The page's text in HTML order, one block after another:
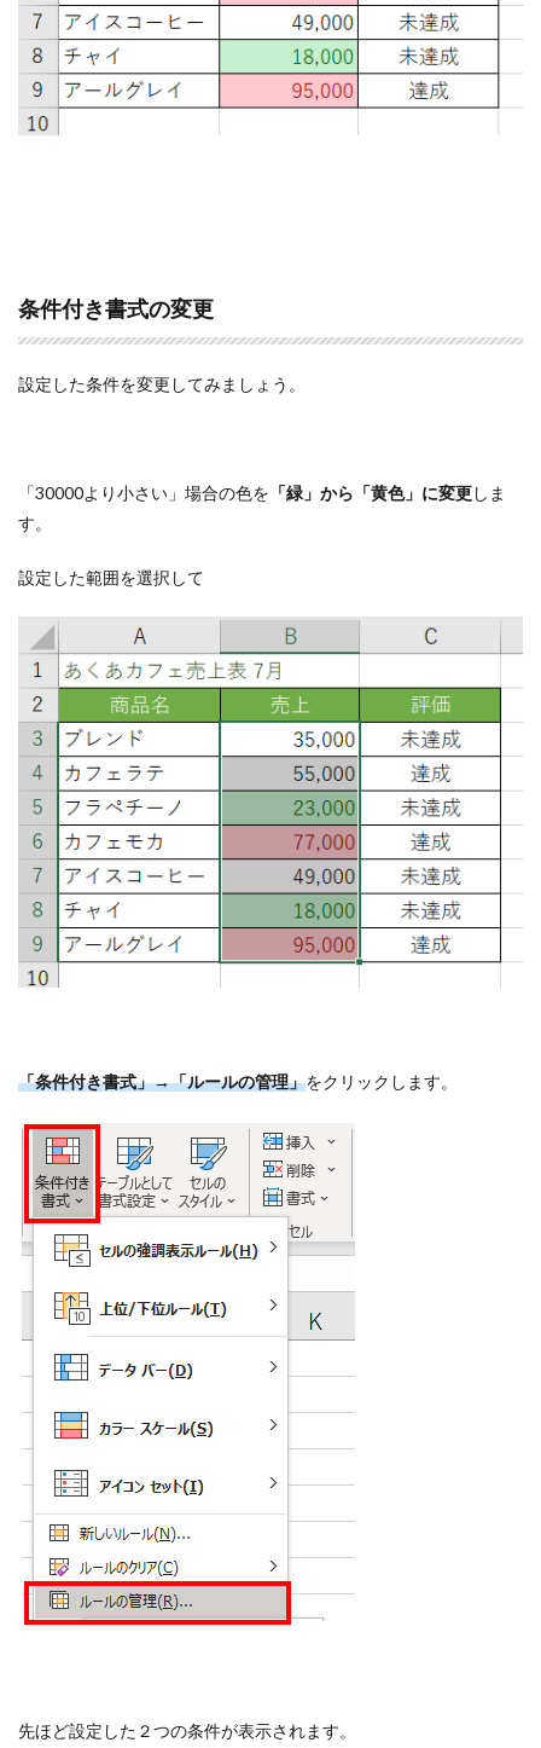
条件付き書式の変更
設定した条件を変更してみましょう。
「30000より小さい」場合の色を 「緑」から「黄色」に変更しま
す。
設定した範囲を選択して
「条件付き書式」→「ルールの管理」をクリックします。
先ほど設定した２つの条件が表示されます。